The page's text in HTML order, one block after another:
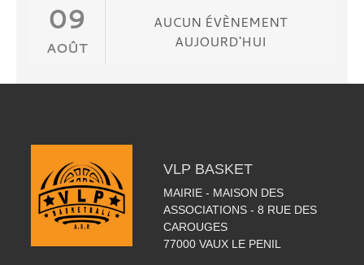
09
AOÛT
AUCUN ÉVÈNEMENT
AUJOURD'HUI
VLP BASKET
MAIRIE - MAISON DES
ASSOCIATIONS - 8 RUE DES
CAROUGES
77000 VAUX LE PENIL